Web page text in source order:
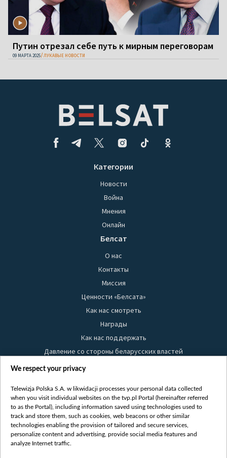
Путин отрезал себе путь к мирным переговорам
09 МАРТА 2025 ЛУКАВЫЕ НОВОСТИ
Категории
Новости
Война
Мнения
Онлайн
Белсат
О нас
Контакты
Миссия
Ценности «Белсата»
Как нас смотреть
Награды
Как нас поддержать
Давление со стороны беларусских властей
Правила использования материалов
Безопасность
Youtube
Белсат news
Белсат Life
We respect your privacy
Telewizja Polska S.A. w likwidacji processes your personal data collected
when you visit individual websites on the tvp.pl Portal (hereinafter referred
to as the Portal), including information saved using technologies used to
track and store them, such as cookies, web beacons or other similar
technologies enabling the provision of tailored and secure services,
personalize content and advertising, provide social media features and
analyze Internet traffic.